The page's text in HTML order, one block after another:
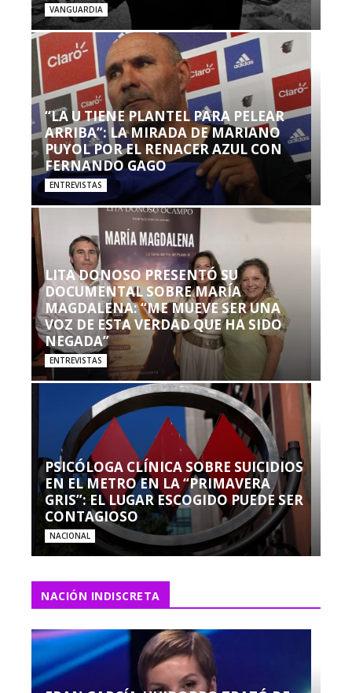
VANGUARDIA
“LA U TIENE PLANTEL PARA PELEAR
ARRIBA”: LA MIRADA DE MARIANO
PUYOL POR EL RENACER AZUL CON
FERNANDO GAGO
ENTREVISTAS
LITA DONOSO PRESENTÓ SU
DOCUMENTAL SOBRE MARÍA
MAGDALENA: “ME MUEVE SER UNA
VOZ DE ESTA VERDAD QUE HA SIDO
NEGADA”
ENTREVISTAS
PSICÓLOGA CLÍNICA SOBRE SUICIDIOS
EN EL METRO EN LA “PRIMAVERA
GRIS”: EL LUGAR ESCOGIDO PUEDE SER
CONTAGIOSO
NACIONAL
NACIÓN INDISCRETA